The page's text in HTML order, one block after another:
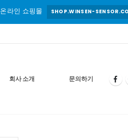
라인 쇼핑몰 SHOP.WINSEN-
회사 소개 문의하기